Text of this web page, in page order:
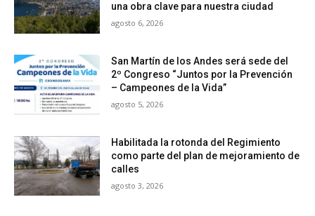
una obra clave para nuestra ciudad
agosto 6, 2026
San Martín de los Andes será sede del
2º Congreso “Juntos por la Prevención
– Campeones de la Vida”
agosto 5, 2026
Habilitada la rotonda del Regimiento
como parte del plan de mejoramiento de
calles
agosto 3, 2026